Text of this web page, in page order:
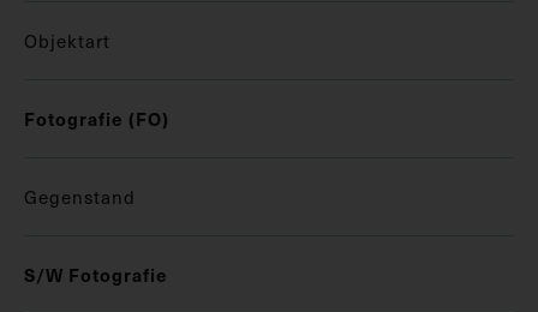
Objektart
Fotografie (FO)
Gegenstand
S/W Fotografie